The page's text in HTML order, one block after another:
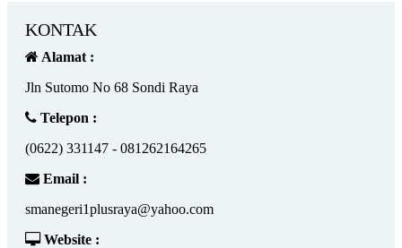
KONTAK
Alamat :
Jln Sutomo No 68 Sondi Raya
Telepon :
(0622) 331147 - 081262164265
Email :
smanegeri1plusraya@yahoo.com
Website :